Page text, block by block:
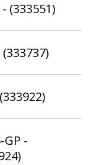
(333551)
(333737)
-